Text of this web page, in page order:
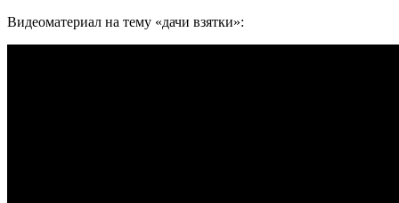
Видеоматериал на тему «дачи взятки»: